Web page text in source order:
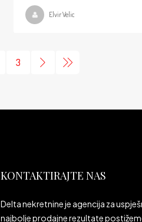
Elvir Velic
3
KONTAKTIRAJTE NAS
Delta nekretnine je agencija za
najbolje prodajne rezultate